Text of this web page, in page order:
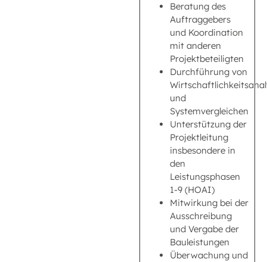
Beratung des
Auftraggebers
und Koordination
mit anderen
Projektbeteiligten
Durchführung von
und
Systemvergleichen
Unterstützung der
Projektleitung
insbesondere in
den
Leistungsphasen
1-9 (HOAI)
Mitwirkung bei der
Ausschreibung
und Vergabe der
Bauleistungen
Überwachung und